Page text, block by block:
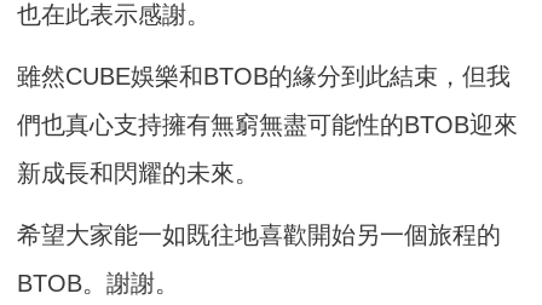
也在此表示感謝。
雖然CUBE娛樂和BTOB的緣分到此結束，但我
們也真心支持擁有無窮無盡可能性的BTOB迎來
新成長和閃耀的未來。
希望大家能一如既往地喜歡開始另一個旅程的
BTOB。謝謝。